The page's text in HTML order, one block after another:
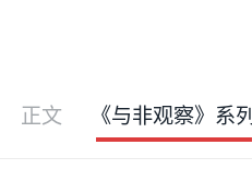
正文 《与非观察》系列